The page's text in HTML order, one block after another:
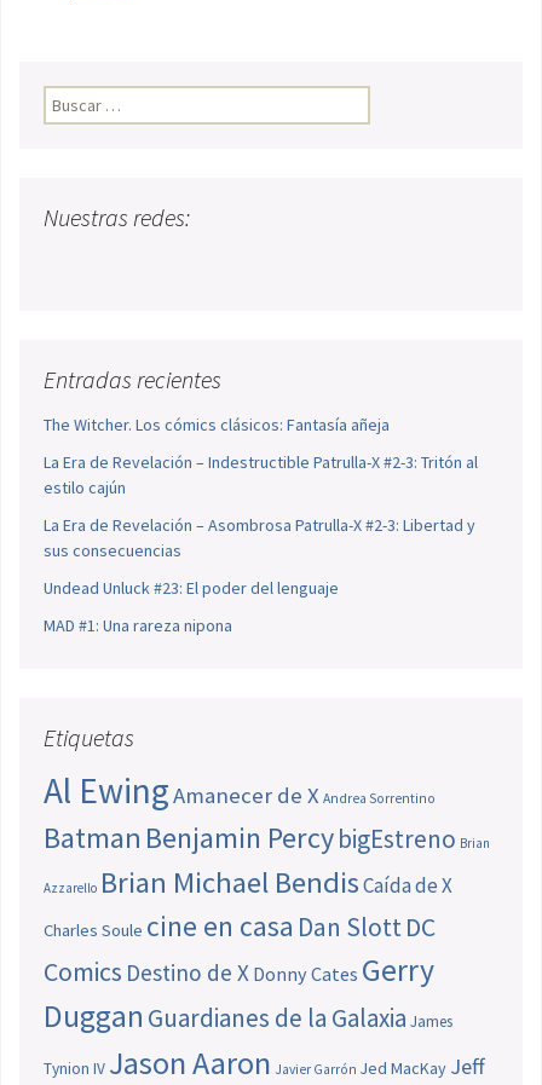
Buscar:
Nuestras redes:
Entradas recientes
The Witcher. Los cómics clásicos: Fantasía añeja
La Era de Revelación – Indestructible Patrulla-X #2-3: Tritón al
estilo cajún
La Era de Revelación – Asombrosa Patrulla-X #2-3: Libertad y
sus consecuencias
Undead Unluck #23: El poder del lenguaje
MAD #1: Una rareza nipona
Etiquetas
Al EwingAmanecer de X Andrea Sorrentino
Batman Benjamin PercybigEstreno Brian
Azzarello Brian Michael BendisCaída de X
Charles Soule cine en casa Dan SlottDC
Comics Destino de X Donny Cates Gerry
Duggan Guardianes de la Galaxia James
Tynion IV Jason Aaron Javier Garrón Jed MacKay Jeff